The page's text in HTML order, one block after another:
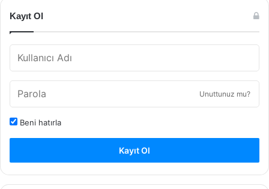
Kayıt Ol
Unuttunuz mu?
Beni hatırla
Kayıt Ol